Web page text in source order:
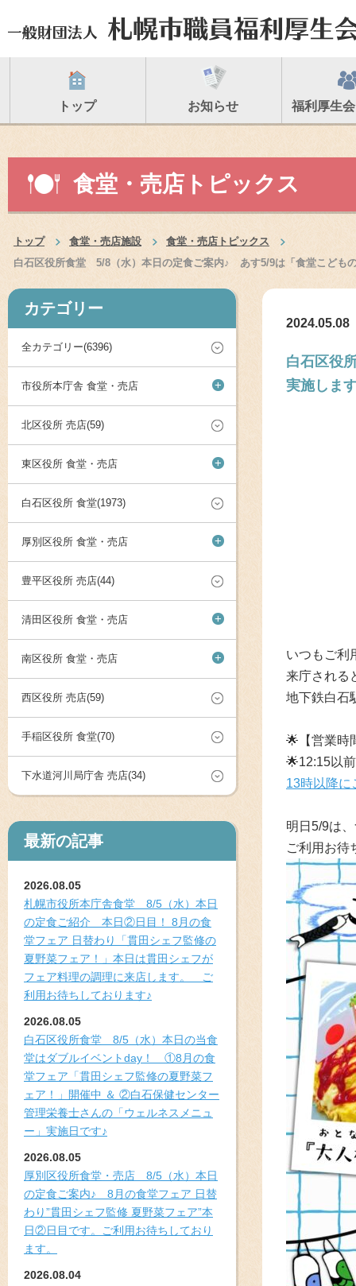
トップ お知らせ 福利厚生
食堂・売店トピックス
トップ 食堂・売店施設
食堂・売店トピックス
白石区役所食堂 5/8（水）本日の定食ご案内♪ あす5/9は「食堂こども
カテゴリー
全カテゴリー(6396)
市役所本庁舎 食堂・売店 +
北区役所 売店(59)
東区役所 食堂・売店 +
白石区役所 食堂(1973)
厚別区役所 食堂・売店 +
豊平区役所 売店(44)
清田区役所 食堂・売店 +
南区役所 食堂・売店 +
西区役所 売店(59)
手稲区役所 食堂(70)
下水道河川局庁舎 売店(34)
最新の記事
2026.08.05
札幌市役所本庁舎食堂 8/5（水）本日
の定食ご紹介 本日②日目！ 8月の食
堂フェア 日替わり「貫田シェフ監修の
夏野菜フェア！」本日は貫田シェフが
フェア料理の調理に来店します。 ご
利用お待ちしております♪
2026.08.05
白石区役所食堂 8/5（水）本日の当食
堂はダブルイベントday！ ①8月の食
堂フェア「貫田シェフ監修の夏野菜フ
ェア！」開催中 ＆ ②白石保健センター
管理栄養士さんの「ウェルネスメニュ
ー」実施日です♪
2026.08.05
厚別区役所食堂・売店 8/5（水）本日
の定食ご案内♪ 8月の食堂フェア 日替
わり”貫田シェフ監修 夏野菜フェア”本
日②日目です。ご利用お待ちしており
ます。
2026.08.04
2024.05.08
白石区役
実施しま
いつもご利
来庁される
地下鉄白石
🌟 【営業時
🌟12:15以
13時以降に
明日5/9は
ご利用お待